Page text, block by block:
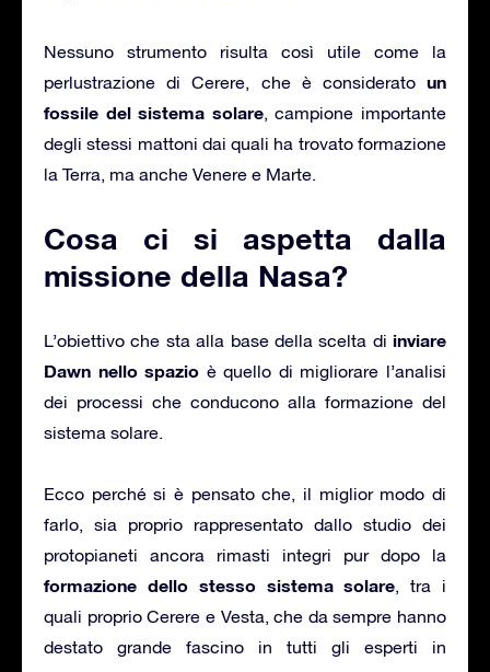
Nessuno strumento risulta così utile come la
perlustrazione di Cerere, che è considerato un
fossile del sistema solare, campione importante
degli stessi mattoni dai quali ha trovato formazione
la Terra, ma anche Venere e Marte.
Cosa ci si aspetta dalla
missione della Nasa?
L’obiettivo che sta alla base della scelta di inviare
Dawn nello spazio è quello di migliorare l’analisi
dei processi che conducono alla formazione del
sistema solare.
Ecco perché si è pensato che, il miglior modo di
farlo, sia proprio rappresentato dallo studio dei
protopianeti ancora rimasti integri pur dopo la
formazione dello stesso sistema solare, tra i
quali proprio Cerere e Vesta, che da sempre hanno
destato grande fascino in tutti gli esperti in